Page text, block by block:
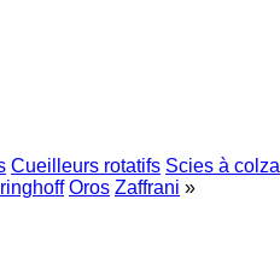
Cueilleurs rotatifs Scies à colza
Oros Zaffrani »